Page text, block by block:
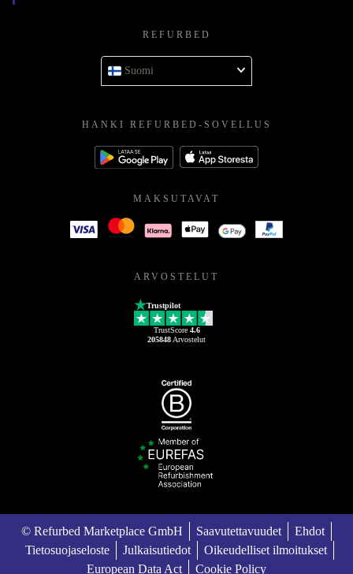
REFURBED
Suomi
HANKI REFURBED-SOVELLUS
MAKSUTAVAT
ARVOSTELUT
Trustpilot
TrustScore 4.6
205848 Arvostelut
© Refurbed Marketplace GmbH Saavutettavuudet
Ehdot
Tietosuojaseloste
Julkaisutiedot
Oikeudelliset ilmoitukset
European Data Act
Cookie Policy